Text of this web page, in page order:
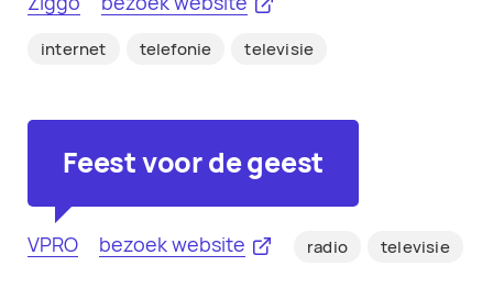
internet telefonie televisie
Feest voor de geest
VPRO bezoek website radio televisie